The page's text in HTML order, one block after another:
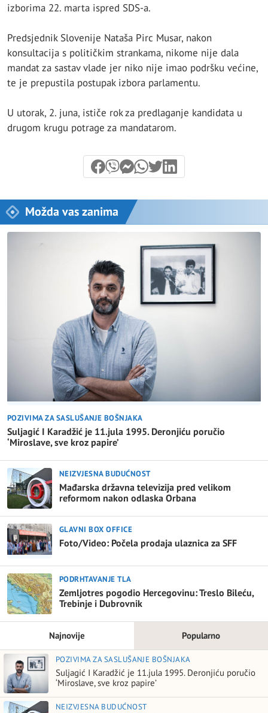
izborima 22. marta ispred SDS-a.
Predsjednik Slovenije Nataša Pirc Musar, nakon
konsultacija s političkim strankama, nikome nije dala
mandat za sastav vlade jer niko nije imao podršku većine,
te je prepustila postupak izbora parlamentu.
U utorak, 2. juna, ističe rok za predlaganje kandidata u
drugom krugu potrage za mandatarom.
Možda vas zanima
POZIVIMA ZA SASLUŠANJE BOŠNJAKA
Suljagić I Karadžić je 11.jula 1995. Deronjiću poručio
‘Miroslave, sve kroz papire’
NEIZVJESNA BUDUĆNOST
Mađarska državna televizija pred velikom
reformom nakon odlaska Orbana
GLAVNI BOX OFFICE
Foto/Video: Počela prodaja ulaznica za SFF
PODRHTAVANJE TLA
Zemljotres pogodio Hercegovinu: Treslo Bileću,
Trebinje i Dubrovnik
Najnovije Popularno
POZIVIMA ZA SASLUŠANJE BOŠNJAKA
Suljagić I Karadžić je 11.jula 1995. Deronjiću poručio
‘Miroslave, sve kroz papire’
NEIZVJESNA BUDUĆNOST